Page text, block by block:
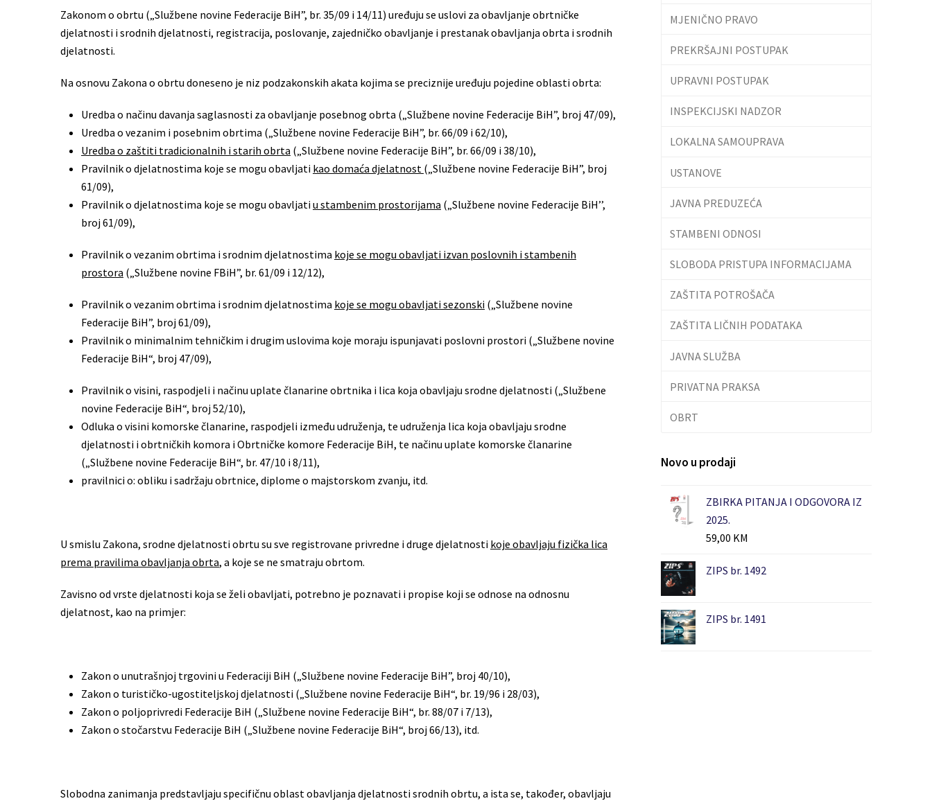
Zakonom o obrtu („Službene novine Federacije BiH”, br. 35/09 i 14/11) uređuju se uslovi za obavljanje obrtničke
djelatnosti i srodnih djelatnosti, registracija, poslovanje, zajedničko obavljanje i prestanak obavljanja obrta i srodnih
djelatnosti.
Na osnovu Zakona o obrtu doneseno je niz podzakonskih akata kojima se preciznije uređuju pojedine oblasti obrta:
Uredba o načinu davanja saglasnosti za obavljanje posebnog obrta („Službene novine Federacije BiH”, broj 47/09),
Uredba o vezanim i posebnim obrtima („Službene novine Federacije BiH”, br. 66/09 i 62/10),
Uredba o zaštiti tradicionalnih i starih obrta („Službene novine Federacije BiH”, br. 66/09 i 38/10),
Pravilnik o djelatnostima koje se mogu obavljati kao domaća djelatnost („Službene novine Federacije BiH”, broj
61/09),
Pravilnik o djelatnostima koje se mogu obavljatiu stambenim prostorijama („Službene novine Federacije BiH’’,
broj 61/09),
Pravilnik o vezanim obrtima i srodnim djelatnostima koje se mogu obavljati izvan poslovnih i stambenih
prostora („Službene novine FBiH”, br. 61/09 i 12/12),
Pravilnik o vezanim obrtima i srodnim djelatnostima koje se mogu obavljati sezonski („Službene novine
Federacije BiH”, broj 61/09),
Pravilnik o minimalnim tehničkim i drugim uslovima koje moraju ispunjavati poslovni prostori („Službene novine
Federacije BiH“, broj 47/09),
Pravilnik o visini, raspodjeli i načinu uplate članarine obrtnika i lica koja obavljaju srodne djelatnosti („Službene
novine Federacije BiH“, broj 52/10),
Odluka o visini komorske članarine, raspodjeli između udruženja, te udruženja lica koja obavljaju srodne
djelatnosti i obrtničkih komora i Obrtničke komore Federacije BiH, te načinu uplate komorske članarine
(„Službene novine Federacije BiH“, br. 47/10 i 8/11),
pravilnici o: obliku i sadržaju obrtnice, diplome o majstorskom zvanju, itd.
U smislu Zakona, srodne djelatnosti obrtu su sve registrovane privredne i druge djelatnosti koje obavljaju fizička lica
prema pravilima obavljanja obrta, a koje se ne smatraju obrtom.
Zavisno od vrste djelatnosti koja se želi obavljati, potrebno je poznavati i propise koji se odnose na odnosnu
djelatnost, kao na primjer:
Zakon o unutrašnjoj trgovini u Federaciji BiH („Službene novine Federacije BiH”, broj 40/10),
Zakon o turističko-ugostiteljskoj djelatnosti („Službene novine Federacije BiH“, br. 19/96 i 28/03),
Zakon o poljoprivredi Federacije BiH („Službene novine Federacije BiH“, br. 88/07 i 7/13),
Zakon o stočarstvu Federacije BiH („Službene novine Federacije BiH“, broj 66/13), itd.
Slobodna zanimanja predstavljaju specifičnu oblast obavljanja djelatnosti srodnih obrtu, a ista se, također, obavljaju
MJENIČNO PRAVO
PREKRŠAJNI POSTUPAK
UPRAVNI POSTUPAK
INSPEKCIJSKI NADZOR
LOKALNA SAMOUPRAVA
USTANOVE
JAVNA PREDUZEĆA
STAMBENI ODNOSI
SLOBODA PRISTUPA INFORMACIJAMA
ZAŠTITA POTROŠAČA
ZAŠTITA LIČNIH PODATAKA
JAVNA SLUŽBA
PRIVATNA PRAKSA
OBRT
Novo u prodaji
ZBIRKA PITANJA I ODGOVORA IZ
2025.
59,00 KM
ZIPS br. 1492
ZIPS br. 1491